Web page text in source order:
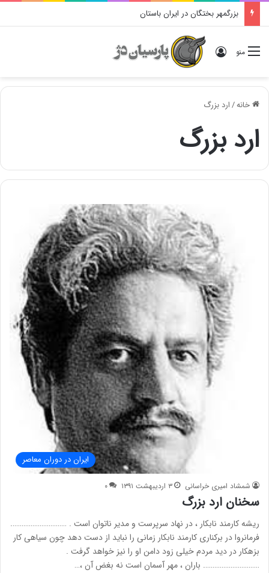
بزرگمهر بختگان در ایران باستان
منو ورود
خانه/ارد بزرگ
ارد بزرگ
ایران در دوران معاصر
شمشاد امیری خراسانی ۳ اردیبهشت ۱۳۹۱ ۰
سخنان ارد بزرگ
ریشه کارمند نابکار ، در نهاد سرپرست و مدیر ناتوان است . ………………………….
فرمانروا در برکناری کارمند نابکار زمانی را نباید از دست دهد چون سیاهی کار
بزهکار در دید مردم خیلی زود دامن او را نیز خواهد گرفت .
…………………………. باران ، مهر آسمان است نه بغض آن ،…